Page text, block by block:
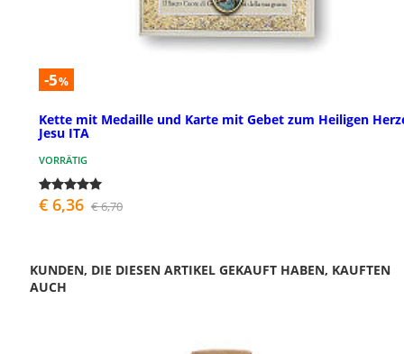
-5%
Kette mit Medaille und Karte mit Gebet zum Heiligen
Jesu ITA
VORRÄTIG
€ 6,36 € 6,70
KUNDEN, DIE DIESEN ARTIKEL GEKAUFT HABEN, KAUFTEN
AUCH